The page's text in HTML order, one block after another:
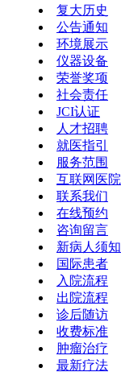
复大历史
公告通知
环境展示
仪器设备
荣誉奖项
社会责任
JCI认证
人才招聘
就医指引
服务范围
互联网医院
联系我们
在线预约
咨询留言
新病人须知
国际患者
入院流程
出院流程
诊后随访
收费标准
肿瘤治疗
最新疗法